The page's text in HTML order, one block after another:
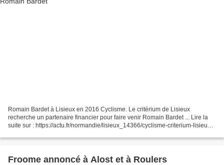
Romain Bardet à Lisieux en 2016 Cyclisme. Le critérium de Lisieux
recherche un partenaire financier pour faire venir Romain Bardet ... Lire la
suite sur : https://actu.fr/normandie/lisieux_14366/cyclisme-criterium-lisieux-
Froome annoncé à Alost et à Roulers